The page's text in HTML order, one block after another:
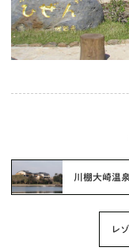
川棚大崎温
レ